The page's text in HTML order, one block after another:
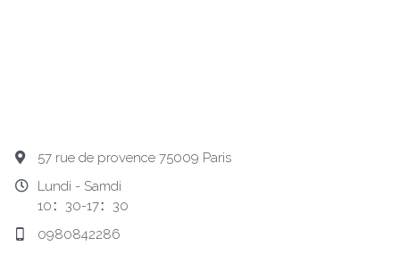
57 rue de provence 75009 Paris
Lundi - Samdi
10：30-17：30
0980842286